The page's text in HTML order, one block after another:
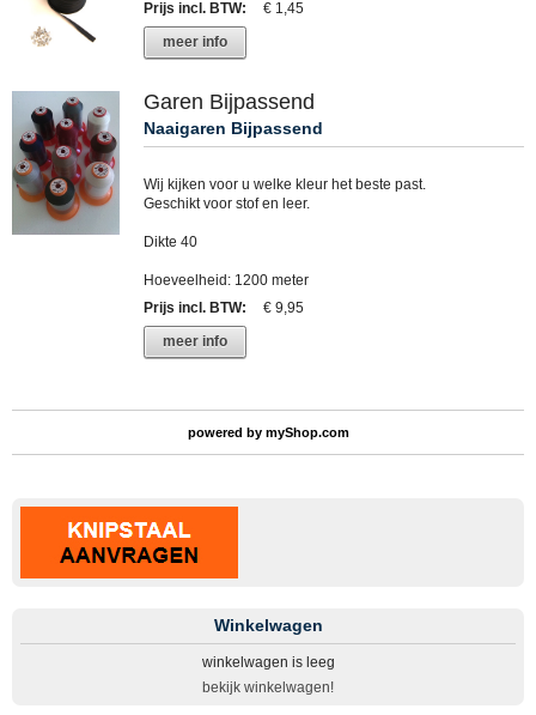
Prijs incl. BTW:
€ 1,45
meer info
Garen Bijpassend
Naaigaren Bijpassend
Wij kijken voor u welke kleur het beste past.
Geschikt voor stof en leer.
Dikte 40
Hoeveelheid: 1200 meter
Prijs incl. BTW:
€ 9,95
meer info
powered by myShop.com
Winkelwagen
winkelwagen is leeg
bekijk winkelwagen!